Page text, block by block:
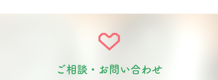
ご相談・お問い合わせ